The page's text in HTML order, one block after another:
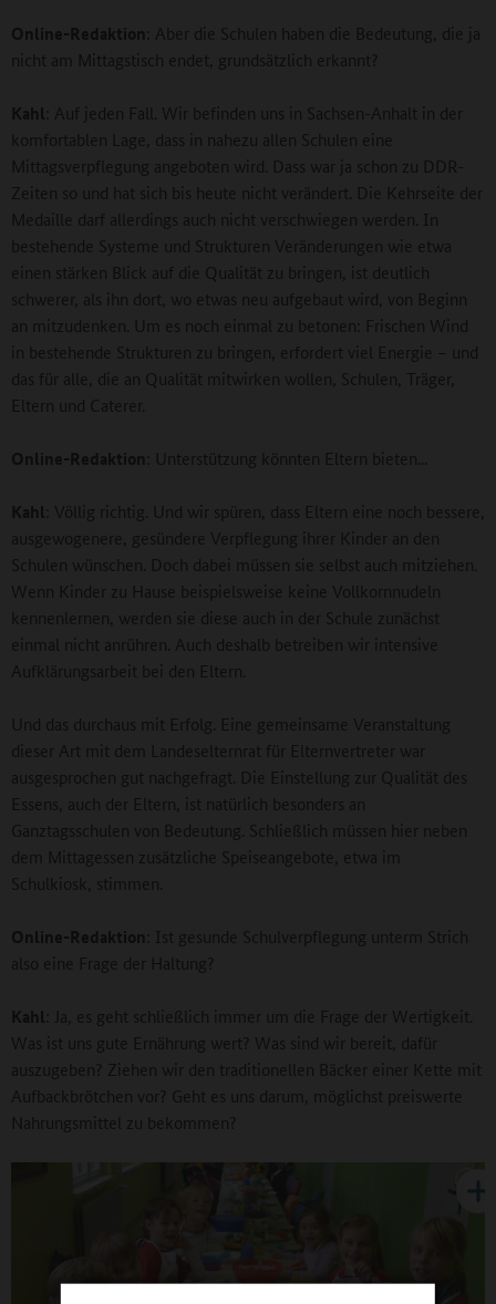
Online-Redaktion : Aber die Schulen haben die Bedeutung, die ja
nicht am Mittagstisch endet, grundsätzlich erkannt?
Kahl : Auf jeden Fall. Wir befinden uns in Sachsen-Anhalt in der
komfortablen Lage, dass in nahezu allen Schulen eine
Mittagsverpflegung angeboten wird. Dass war ja schon zu DDR-
Zeiten so und hat sich bis heute nicht verändert. Die Kehrseite der
Medaille darf allerdings auch nicht verschwiegen werden. In
bestehende Systeme und Strukturen Veränderungen wie etwa
einen stärken Blick auf die Qualität zu bringen, ist deutlich
schwerer, als ihn dort, wo etwas neu aufgebaut wird, von Beginn
an mitzudenken. Um es noch einmal zu betonen: Frischen Wind
in bestehende Strukturen zu bringen, erfordert viel Energie – und
das für alle, die an Qualität mitwirken wollen, Schulen, Träger,
Eltern und Caterer.
Online-Redaktion : Unterstützung könnten Eltern bieten...
Kahl : Völlig richtig. Und wir spüren, dass Eltern eine noch bessere,
ausgewogenere, gesündere Verpflegung ihrer Kinder an den
Schulen wünschen. Doch dabei müssen sie selbst auch mitziehen.
Wenn Kinder zu Hause beispielsweise keine Vollkornnudeln
kennenlernen, werden sie diese auch in der Schule zunächst
einmal nicht anrühren. Auch deshalb betreiben wir intensive
Aufklärungsarbeit bei den Eltern.
Und das durchaus mit Erfolg. Eine gemeinsame Veranstaltung
dieser Art mit dem Landeselternrat für Elternvertreter war
ausgesprochen gut nachgefragt. Die Einstellung zur Qualität des
Essens, auch der Eltern, ist natürlich besonders an
Ganztagsschulen von Bedeutung. Schließlich müssen hier neben
dem Mittagessen zusätzliche Speiseangebote, etwa im
Schulkiosk, stimmen.
Online-Redaktion : Ist gesunde Schulverpflegung unterm Strich
also eine Frage der Haltung?
Kahl : Ja, es geht schließlich immer um die Frage der Wertigkeit.
Was ist uns gute Ernährung wert? Was sind wir bereit, dafür
auszugeben? Ziehen wir den traditionellen Bäcker einer Kette mit
Aufbackbrötchen vor? Geht es uns darum, möglichst preiswerte
Nahrungsmittel zu bekommen?